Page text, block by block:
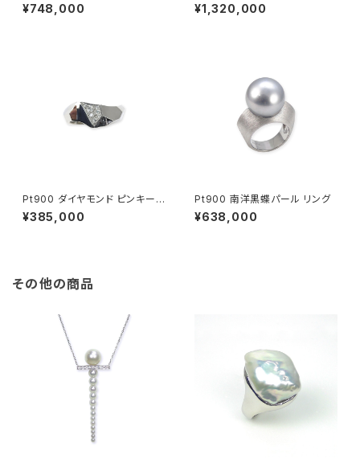
¥748,000
トガーネット ダイヤモンド リン
グ
¥1,320,000
Pt900 ダイヤモンド ピンキーリ
ング
¥385,000
Pt900 南洋黒蝶パール リング
¥638,000
その他の商品